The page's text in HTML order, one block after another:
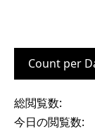
Count per
総閲覧数:
今日の閲覧数: